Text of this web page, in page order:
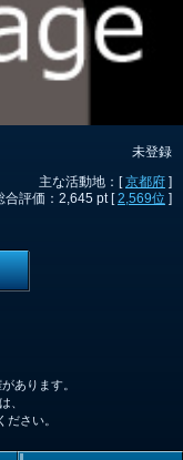
未登録
主な活動地：[京都府 ]
合評価：2,645 pt [2,569位 ]
あります。
、
ください。